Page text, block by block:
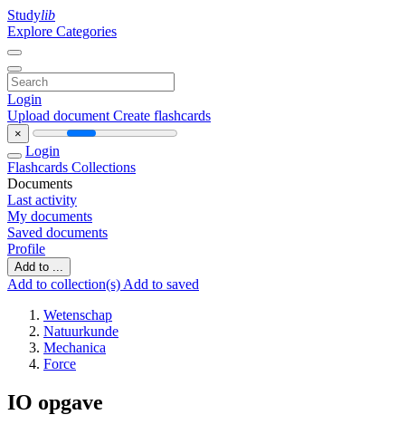
Studylib
Explore Categories
Login
Upload document Create flashcards
×
Login
Flashcards Collections
Documents
Last activity
My documents
Saved documents
Profile
Add to ...
Add to collection(s) Add to saved
Wetenschap
Natuurkunde
Mechanica
Force
IO opgave